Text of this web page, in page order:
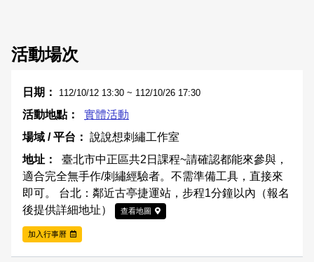
活動場次
112/10/12 13:30 ~ 112/10/26 17:30
實體活動
說說想刺繡工作室
臺北市中正區共2日課程~請確認都能來參與，
適合完全無手作/刺繡經驗者。不需準備工具，直接來
即可。 台北：鄰近古亭捷運站，步程1分鐘以內（報名
後提供詳細地址）
查看地圖
加入行事曆